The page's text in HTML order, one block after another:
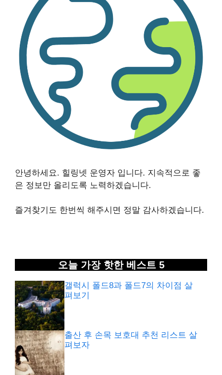
안녕하세요. 힐링넷 운영자 입니다. 지속적으로 좋
은 정보만 올리도록 노력하겠습니다.
즐겨찾기도 한번씩 해주시면 정말 감사하겠습니다.
오늘 가장 핫한 베스트 5
갤럭시 폴드8과 폴드7의 차이점 살
펴보기
출산 후 손목 보호대 추천 리스트 살
펴보자